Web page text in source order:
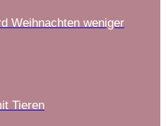
Weihnachten weniger
Tieren